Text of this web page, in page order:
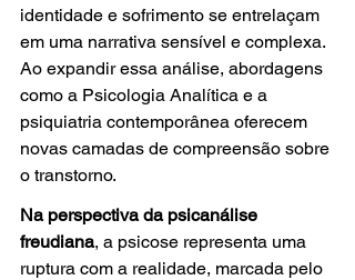
identidade e sofrimento se entrelaçam
em uma narrativa sensível e complexa.
Ao expandir essa análise, abordagens
como a Psicologia Analítica e a
psiquiatria contemporânea oferecem
novas camadas de compreensão sobre
o transtorno.
Na perspectiva da psicanálise
freudiana, a psicose representa uma
ruptura com a realidade, marcada pelo